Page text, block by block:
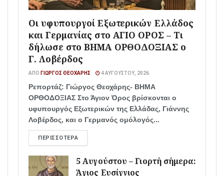
Οι υφυπουργοί Εξωτερικών Ελλάδος
και Γερμανίας στο ΑΓΙΟ ΟΡΟΣ – Τι
δήλωσε στο ΒΗΜΑ ΟΡΘΟΔΟΞΙΑΣ ο
Γ. Λοβέρδος
ΑΠΌ ΓΙΏΡΓΟΣ ΘΕΟΧΆΡΗΣ 4 ΑΥΓΟΎΣΤΟΥ, 2026
Ρεπορτάζ: Γιώργος Θεοχάρης- ΒΗΜΑ
ΟΡΘΟΔΟΞΙΑΣ Στο Άγιον Όρος βρίσκονται ο
υφυπουργός Εξωτερικών της Ελλάδας, Γιάννης
Λοβέρδος, και ο Γερμανός ομόλογός...
ΠΕΡΙΣΣΌΤΕΡΑ
5 Αυγούστου – Γιορτή σήμερα:
Άγιος Ευσίγνιος